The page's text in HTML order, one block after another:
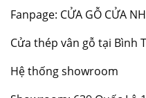
Fanpage: CỬA GỖ CỬA
Cửa thép vân gỗ tại Bình
Hệ thống showroom